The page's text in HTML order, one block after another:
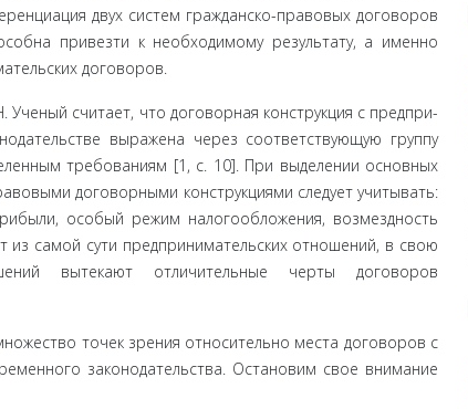
двух систем гражданско-правовых договоров
привезти к необходимому результату, а именно
договоров.
считает, что договорная конструкция с предпри­
выражена через соответствующую группу
требованиям [1, с. 10]. При выделении основных
дого­ворными конструкциями следует учитывать:
особый режим налогообложения, возмездность
из самой сути предпринима­тельских отношений, в свою
вытекают отличительные черты дого­воров
точек зрения относительно места договоров с
законодательства. Остановим свое внимание